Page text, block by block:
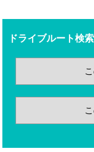
ドライブルート検索